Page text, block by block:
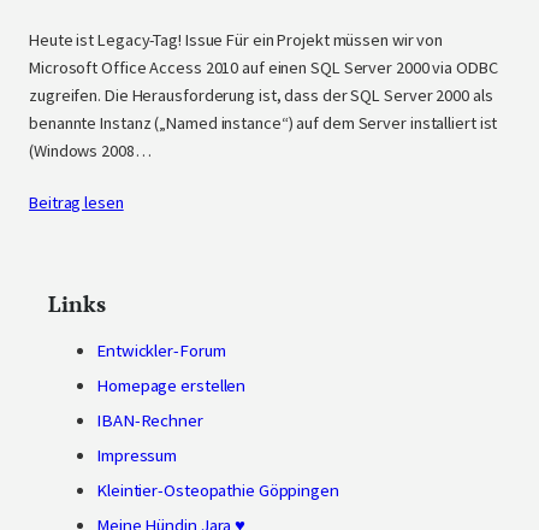
Heute ist Legacy-Tag! Issue Für ein Projekt müssen wir von
Microsoft Office Access 2010 auf einen SQL Server 2000 via ODBC
zugreifen. Die Herausforderung ist, dass der SQL Server 2000 als
benannte Instanz („Named instance“) auf dem Server installiert ist
(Windows 2008…
Beitrag lesen
Links
Entwickler-Forum
Homepage erstellen
IBAN-Rechner
Impressum
Kleintier-Osteopathie Göppingen
Meine Hündin Jara ♥